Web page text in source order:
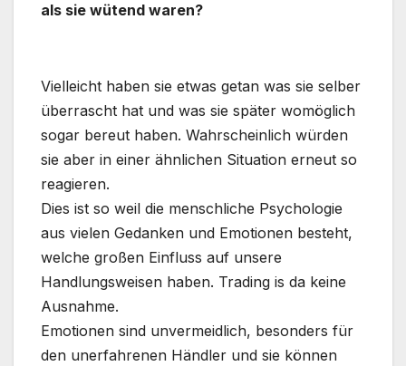
als sie wütend waren?
Vielleicht haben sie etwas getan was sie selber
überrascht hat und was sie später womöglich
sogar bereut haben. Wahrscheinlich würden
sie aber in einer ähnlichen Situation erneut so
reagieren.
Dies ist so weil die menschliche Psychologie
aus vielen Gedanken und Emotionen besteht,
welche großen Einfluss auf unsere
Handlungsweisen haben. Trading is da keine
Ausnahme.
Emotionen sind unvermeidlich, besonders für
den unerfahrenen Händler und sie können